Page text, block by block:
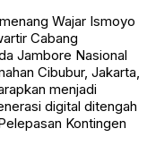
Wajar Ismoyo
Cabang
Jambore Nasional
Cibubur, Jakarta,
menjadi
digital ditengah
Kontingen